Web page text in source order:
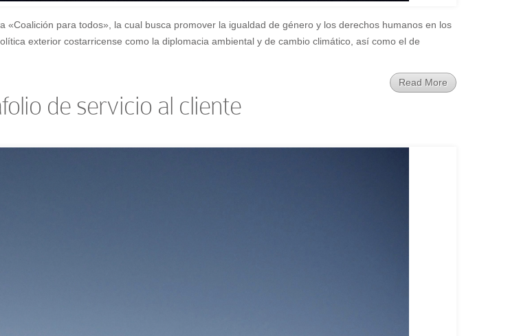
para todos», la cual busca promover la igualdad de género y los derechos humanos en los
exterior costarricense como la diplomacia ambiental y de cambio climático, así como el de
Read More
de servicio al cliente